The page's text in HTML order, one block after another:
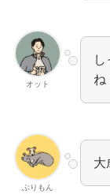
オット
ね
ぶりもん
大